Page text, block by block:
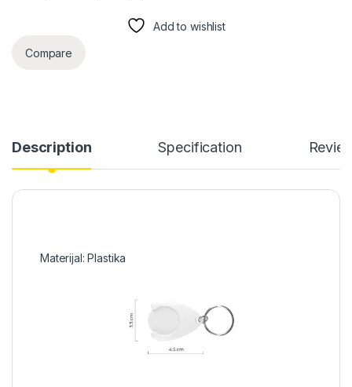
Add to wishlist
Compare
Description Specification
Materijal: Plastika